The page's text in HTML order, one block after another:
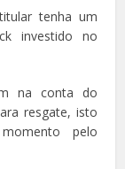
tenha um
investido no
na conta do
resgate, isto
pelo